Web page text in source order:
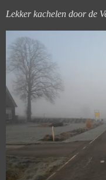
Lekker kachelen door de